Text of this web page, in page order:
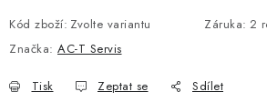
Kód zboží: Zvolte variantu Záruka: 2
Značka: AC-T Servis
Tisk Zeptat se Sdílet